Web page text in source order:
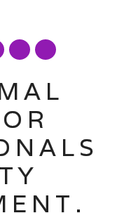
mail